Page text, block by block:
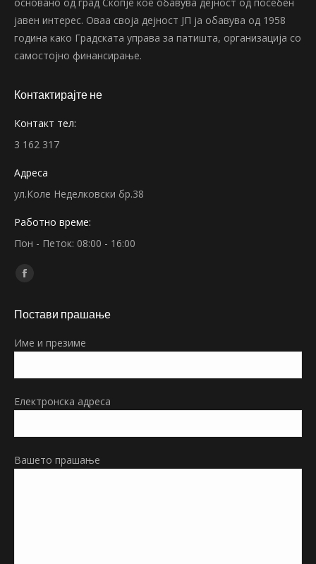
јавен интерес. Оваа своја дејност ЈП ја обавува од 1958
година како Градската управа за патишта, организација со
самостојно финансирање.
Контактирајте не
Контакт тел:
3 162 317
Адреса
ул.Коле Неделковски бр.38
Работно време:
Пон - Петок: 08:00 - 16:00
Find us on:
Facebook
opens
new
Постави прашање
Име и презиме
Електронска адреса
Вашето прашање